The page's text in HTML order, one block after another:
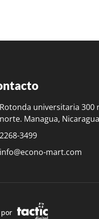
Rotonda universitaria 300
norte. Managua,
2268-3499
info@econo-mart.com